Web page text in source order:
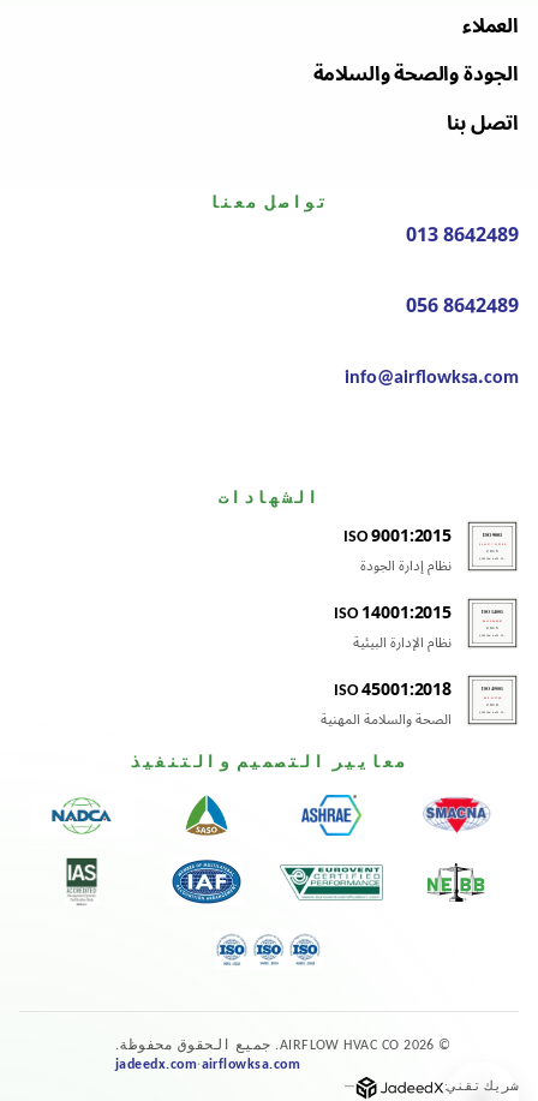
العملاء
الجودة والصحة والسلامة
اتصل بنا
تواصل معنا
013 8642489
056 8642489
info@airflowksa.com
الشهادات
ISO 9001:2015
نظام إدارة الجودة
ISO 14001:2015
نظام الإدارة البيئية
ISO 45001:2018
الصحة والسلامة المهنية
معايير التصميم والتنفيذ
© 2026 AIRFLOW HVAC CO. جميع الحقوق محفوظة.
airflowksa.com
·
jadeedx.com
شريك تقني: —